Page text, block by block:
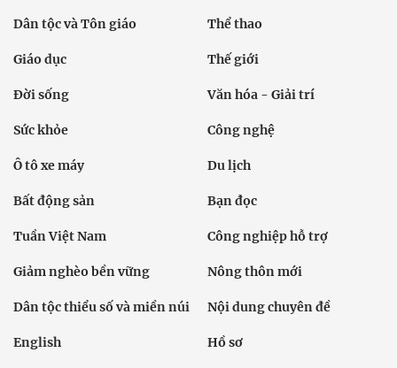
Dân tộc và Tôn giáo Thể thao
Giáo dục Thế giới
Đời sống Văn hóa - Giải trí
Sức khỏe Công nghệ
Ô tô xe máy Du lịch
Bất động sản Bạn đọc
Tuần Việt Nam Công nghiệp hỗ trợ
Giảm nghèo bền vững Nông thôn mới
Dân tộc thiểu số và miền núi Nội dung chuyên đề
English Hồ sơ